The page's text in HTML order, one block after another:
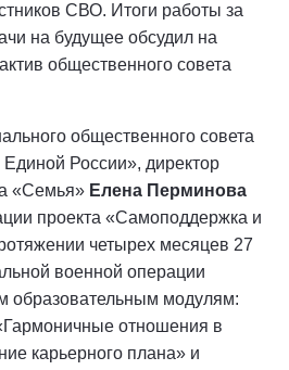
СВО. Итоги работы за
на будущее обсудил на
общественного совета
общественного совета
России», директор
«Семья» Елена Перминова
проекта «Самоподдержка и
четырех месяцев 27
военной операции
образовательным модулям:
отношения в
карьерного плана» и